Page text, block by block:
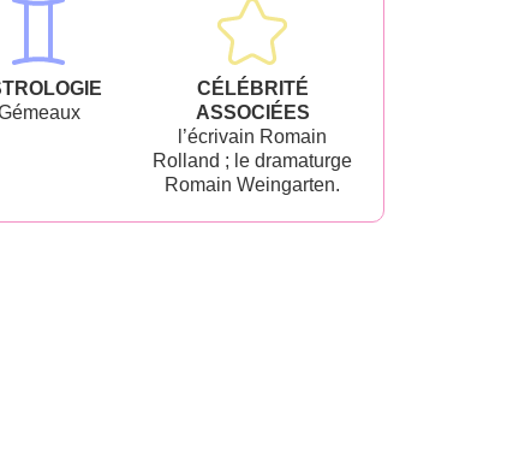
CÉLÉBRITÉ
ASSOCIÉES
l’écrivain Romain
Rolland ; le dramaturge
Romain Weingarten.